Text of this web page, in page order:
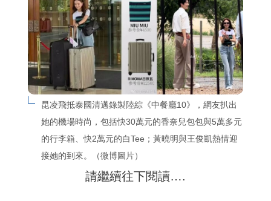
昆凌飛抵泰國清邁錄製陸綜《中餐廳10》，網友扒出
她的機場時尚，包括快30萬元的香奈兒包包與5萬多元
的行李箱、快2萬元的白Tee；黃曉明與王俊凱熱情迎
接她的到來。（微博圖片）
請繼續往下閱讀….